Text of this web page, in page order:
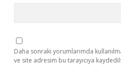
Daha sonraki yorumlarımda
ve site adresim bu tarayıcıya